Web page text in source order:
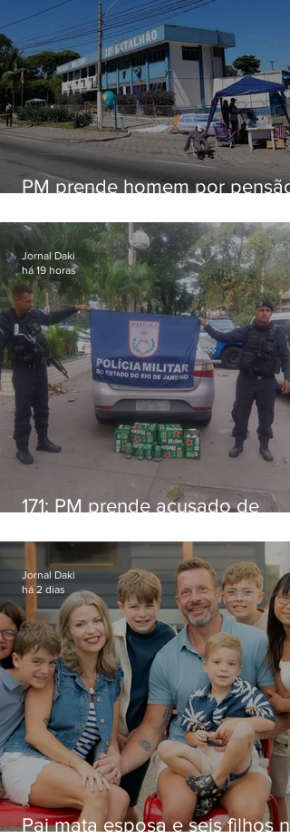
PM prende homem por pensão
171: PM prende acusado de
Niterói
Jornal Daki
há 19 horas
Pai mata esposa e seis filhos
Jornal Daki
há 2 dias